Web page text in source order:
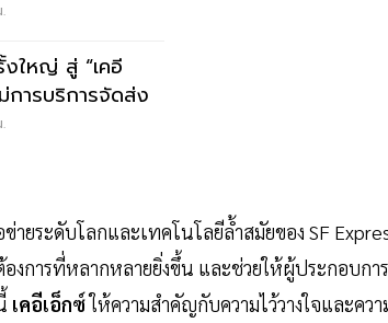
ใหญ่ สู่ “เคอี
การบริการจัดส่ง
ายระดับโลกและเทคโนโลยีล้ำสมัยของ SF
งการที่หลากหลายยิ่งขึ้น และช่วยให้ผู้ประกอบการ
เคอีเอ็กซ์ให้ความสำคัญกับความไว้วางใจและควา